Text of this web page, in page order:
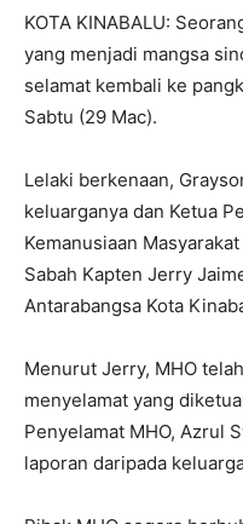
KOTA KINABALU:
yang menjadi mangsa
selamat kembali ke
Sabtu (29 Mac).
Lelaki berkenaan,
keluarganya dan Ketua
Kemanusiaan
Sabah Kapten Jerry
Antarabangsa Kota
Menurut Jerry, MHO
menyelamat yang
Penyelamat MHO, Azrul
laporan daripada